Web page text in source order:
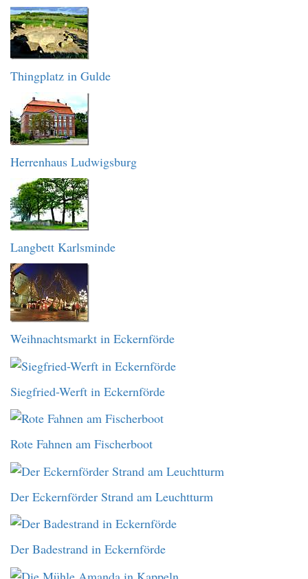
Thingplatz in Gulde
Herrenhaus Ludwigsburg
Langbett Karlsminde
Weihnachtsmarkt in Eckernförde
Siegfried-Werft in Eckernförde
Rote Fahnen am Fischerboot
Der Eckernförder Strand am Leuchtturm
Der Badestrand in Eckernförde